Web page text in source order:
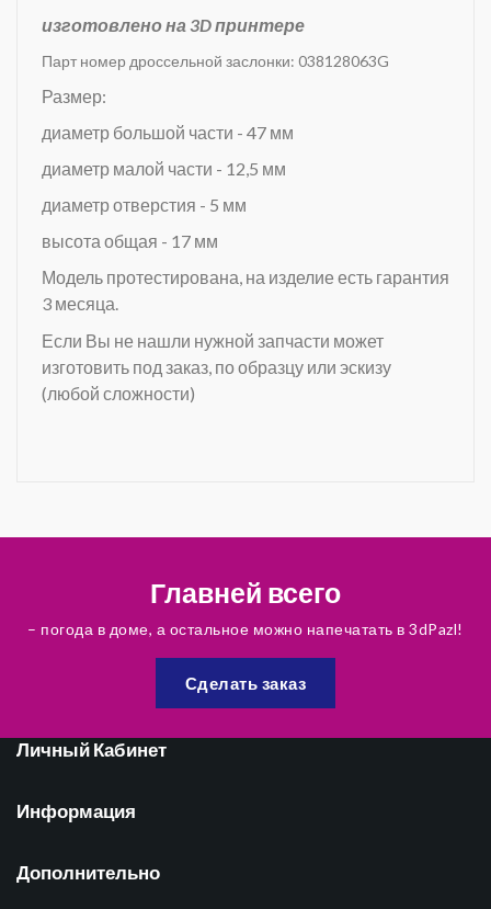
изготовлено на 3D принтере
Парт номер дроссельной заслонки: 038128063G
Размер:
диаметр большой части - 47 мм
диаметр малой части - 12,5 мм
диаметр отверстия - 5 мм
высота общая - 17 мм
Модель протестирована, на изделие есть гарантия
3 месяца.
Если Вы не нашли нужной запчасти может
изготовить под заказ, по образцу или эскизу
(любой сложности)
Главней всего
– погода в доме, а остальное можно напечатать в 3dPazl!
Сделать заказ
Личный Кабинет
Информация
Дополнительно